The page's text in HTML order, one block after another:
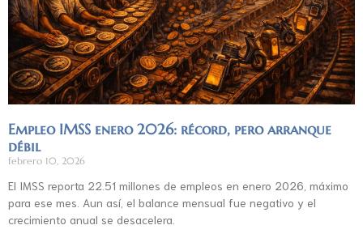
Empleo IMSS enero 2026: récord, pero arranque
débil
febrero 10, 2026
El IMSS reporta 22.51 millones de empleos en enero 2026, máximo
para ese mes. Aun así, el balance mensual fue negativo y el
crecimiento anual se desacelera.